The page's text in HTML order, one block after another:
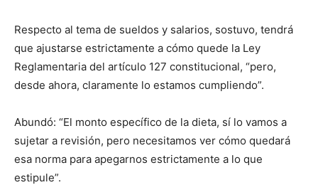
Respecto al tema de sueldos y salarios, sostuvo, tendrá
que ajustarse estrictamente a cómo quede la Ley
Reglamentaria del artículo 127 constitucional, “pero,
desde ahora, claramente lo estamos cumpliendo”.
Abundó: “El monto específico de la dieta, sí lo vamos a
sujetar a revisión, pero necesitamos ver cómo quedará
esa norma para apegarnos estrictamente a lo que
estipule”.